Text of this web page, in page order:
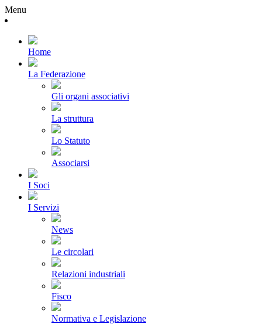
Menu
Home
La Federazione
Gli organi associativi
La struttura
Lo Statuto
Associarsi
I Soci
I Servizi
News
Le circolari
Relazioni industriali
Fisco
Normativa e Legislazione